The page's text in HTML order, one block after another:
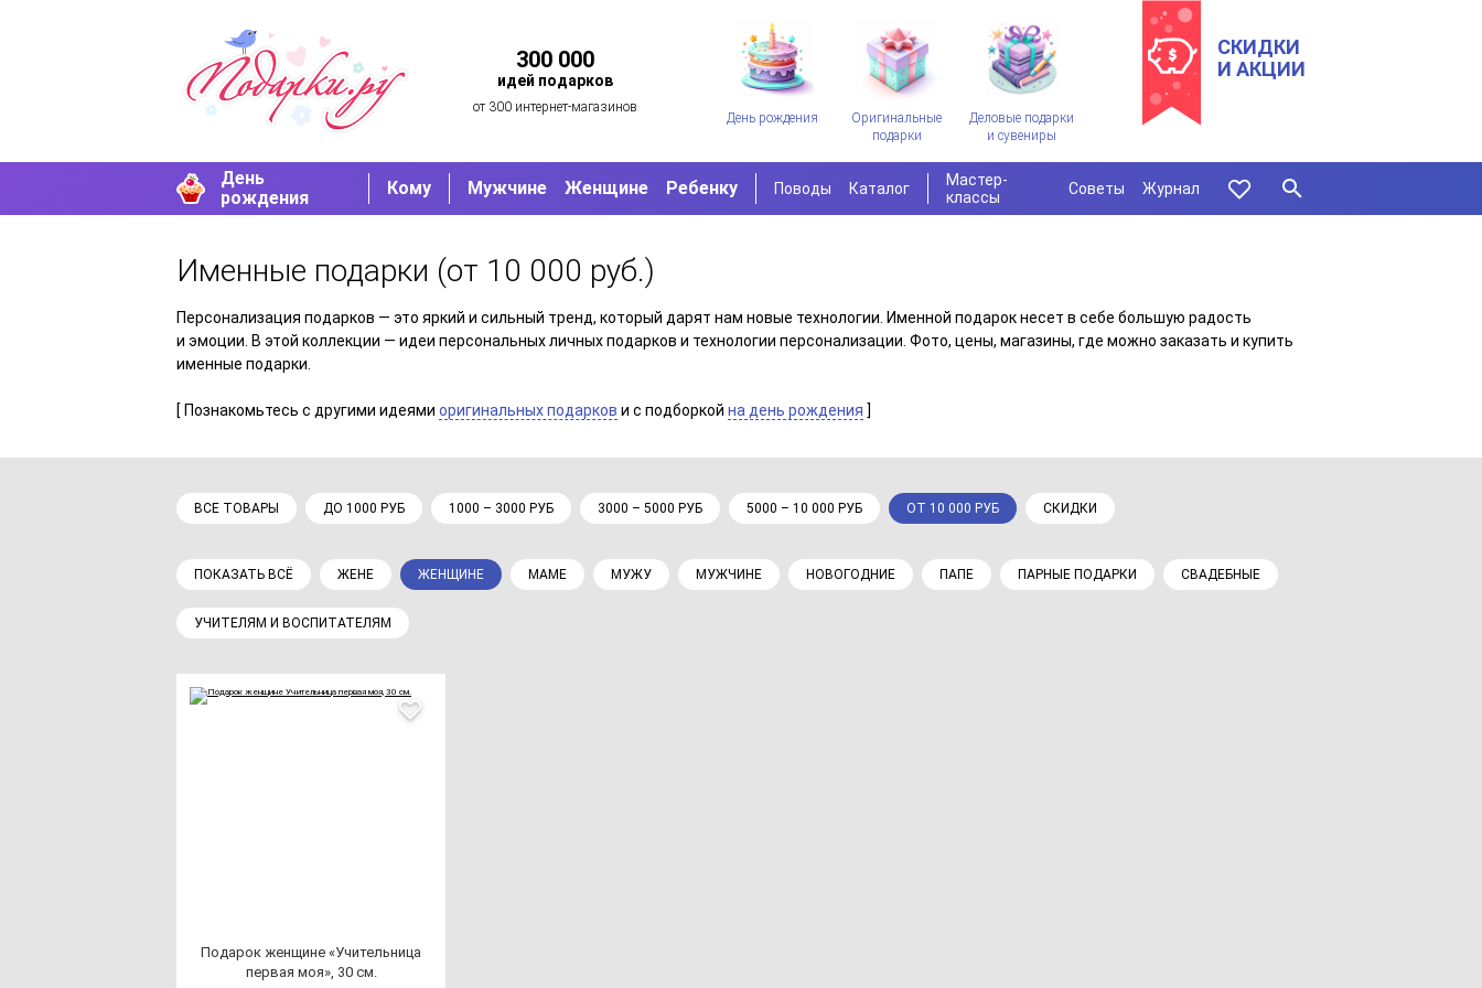
300 000
идей подарков
от 300 интернет-магазинов
День рождения
Оригинальные
подарки
Деловые подарки
и сувениры
СКИДКИ
И АКЦИИ
День
рождения
Кому Мужчине Женщине Ребенку Поводы Каталог
Мастер-
классы
Советы Журнал
Именные подарки (от 10 000 руб.)
Персонализация подарков — это яркий и сильный тренд, который дарят нам новые технологии. Именной подарок несет в себе большую радость
и эмоции. В этой коллекции — идеи персональных личных подарков и технологии персонализации. Фото, цены, магазины, где можно заказать и купить
именные подарки.
[ Познакомьтесь с другими идеями оригинальных подарков и c подборкой на день рождения ]
ВСЕ ТОВАРЫ ДО 1000 РУБ 1000 – 3000 РУБ 3000 – 5000 РУБ 5000 – 10 000 РУБ ОТ 10 000 РУБ СКИДКИ
ПОКАЗАТЬ ВСЁ ЖЕНЕ ЖЕНЩИНЕ МАМЕ МУЖУ МУЖЧИНЕ НОВОГОДНИЕ ПАПЕ ПАРНЫЕ ПОДАРКИ СВАДЕБНЫЕ
УЧИТЕЛЯМ И ВОСПИТАТЕЛЯМ
Пода­рок жен­щи­не «Учи­тель­ни­ца
пер­вая моя», 30 см.